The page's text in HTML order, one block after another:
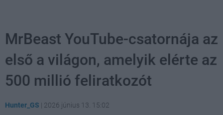
MrBeast YouTube-csatornája az
első a világon, amelyik elérte az
500 millió feliratkozót
Hunter_GS | 2026 június 13. 15:02